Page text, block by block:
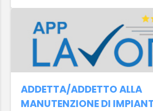
ADDETTA/ADDETTO ALLA
MANUTENZIONE DI